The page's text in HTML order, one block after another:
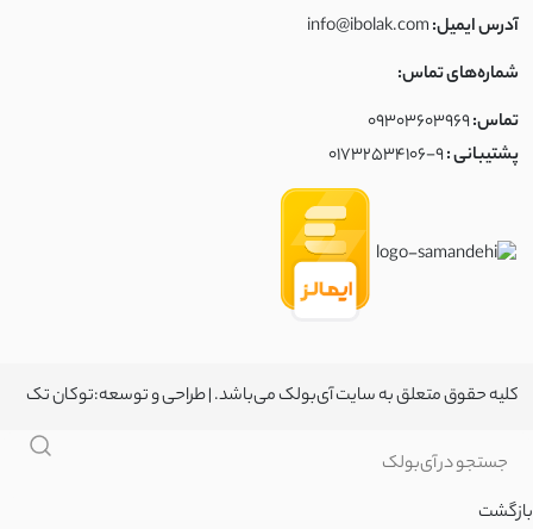
آدرس ایمیل:info@ibolak.com
شماره‌های تماس:
تماس:09303603969
پشتیبانی :01732534106-9
کلیه حقوق متعلق به سایت آی‌بولک می‌باشد. | طراحی و توسعه:توکان تک
بازگشت